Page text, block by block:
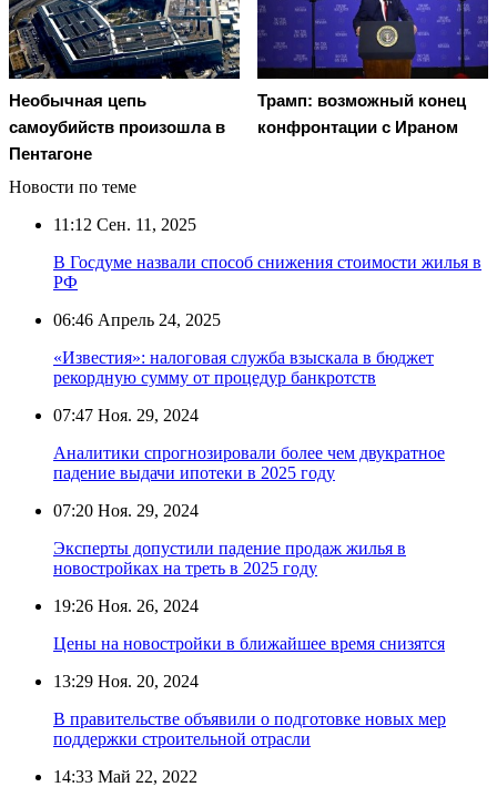
Необычная цепь
самоубийств произошла в
Пентагоне
Трамп: возможный конец
конфронтации с Ираном
Новости по теме
11:12 Сен. 11, 2025
В Госдуме назвали способ снижения стоимости жилья в
РФ
06:46 Апрель 24, 2025
«Известия»: налоговая служба взыскала в бюджет
рекордную сумму от процедур банкротств
07:47 Ноя. 29, 2024
Аналитики спрогнозировали более чем двукратное
падение выдачи ипотеки в 2025 году
07:20 Ноя. 29, 2024
Эксперты допустили падение продаж жилья в
новостройках на треть в 2025 году
19:26 Ноя. 26, 2024
Цены на новостройки в ближайшее время снизятся
13:29 Ноя. 20, 2024
В правительстве объявили о подготовке новых мер
поддержки строительной отрасли
14:33 Май 22, 2022